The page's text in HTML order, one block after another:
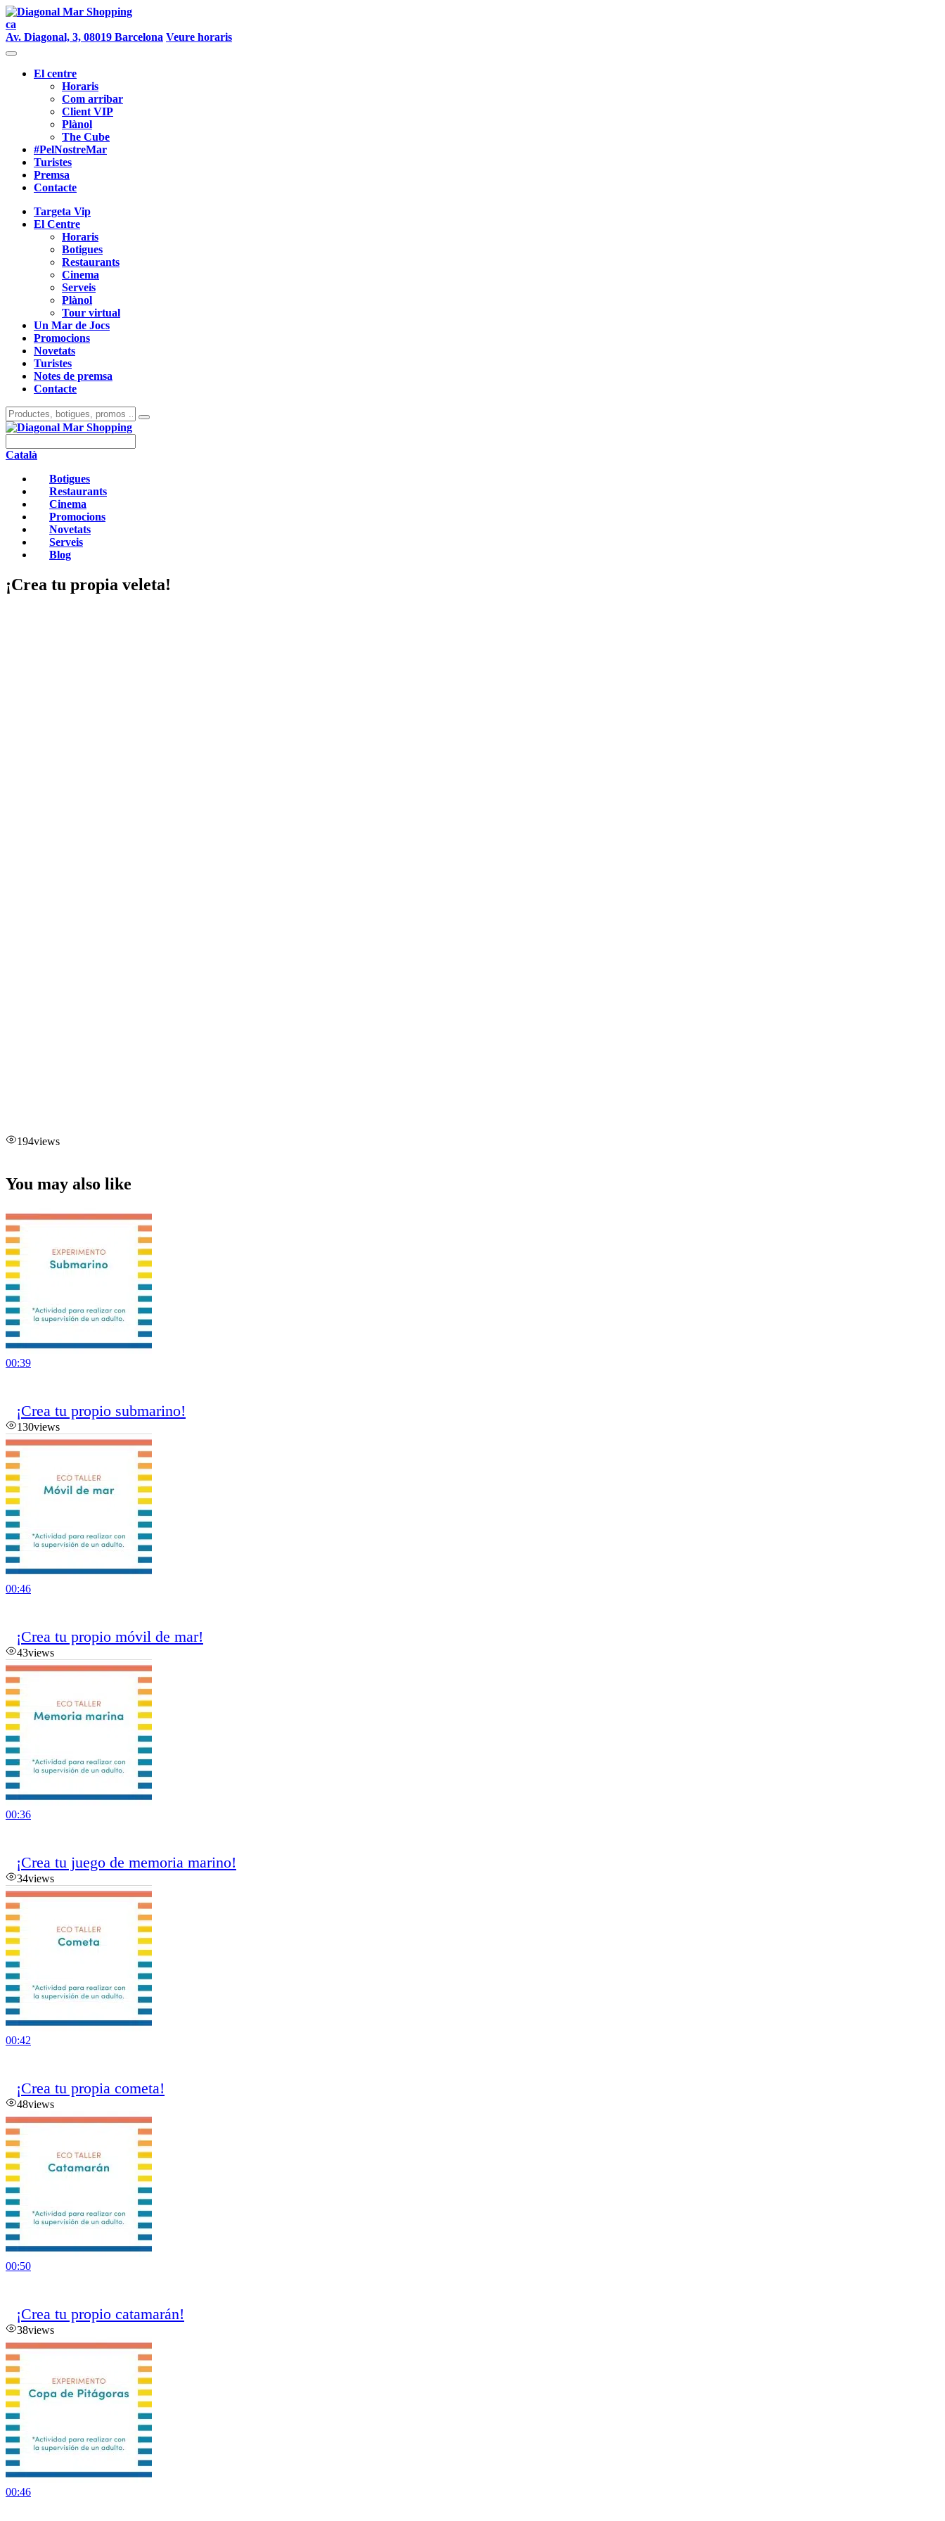
ca
Av. Diagonal, 3, 08019 Barcelona Veure horaris
El centre
Horaris
Com arribar
Client VIP
Plànol
The Cube
#PelNostreMar
Turistes
Premsa
Contacte
Targeta Vip
El Centre
Horaris
Botigues
Restaurants
Cinema
Serveis
Plànol
Tour virtual
Un Mar de Jocs
Promocions
Novetats
Turistes
Notes de premsa
Contacte
Català
Botigues
Restaurants
Cinema
Promocions
Novetats
Serveis
Blog
¡Crea tu propia veleta!
194views
You may also like
00:39
¡Crea tu propio submarino!
130views
00:46
¡Crea tu propio móvil de mar!
43views
00:36
¡Crea tu juego de memoria marino!
34views
00:42
¡Crea tu propia cometa!
48views
00:50
¡Crea tu propio catamarán!
38views
00:46